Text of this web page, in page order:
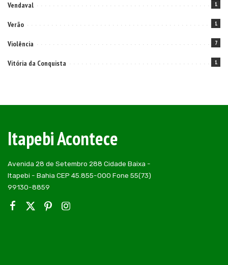
Vendaval 1
Verão 1
Violência 7
Vitória da Conquista 1
Itapebi Acontece
Avenida 28 de Setembro 288 Cidade Baixa -
Itapebi - Bahia CEP 45.855-000 Fone 55(73)
99130-8859